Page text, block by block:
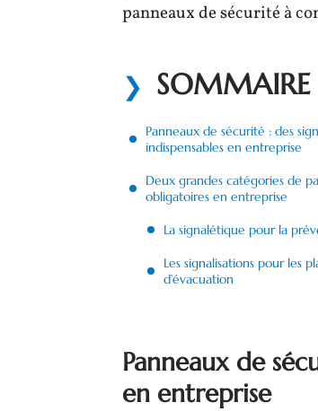
panneaux de sécurité à
SOMMAIRE
Panneaux de sécurité : des
indispensables en entreprise
Deux grandes catégories de
obligatoires en entreprise
La signalétique pour la
Les signalisations pour les
d’évacuation
Panneaux de
en entreprise